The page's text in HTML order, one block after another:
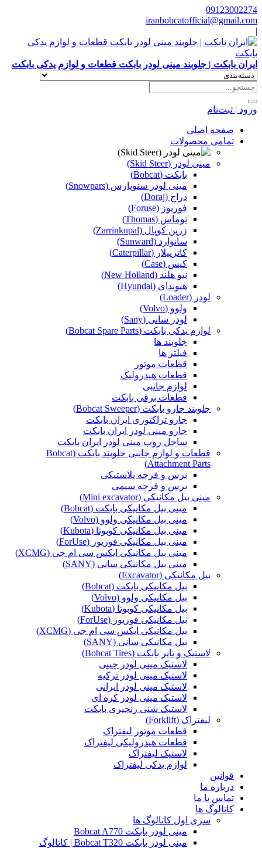
09123002274
iranbobcatofficial@gmail.com
|
ایران بابکت | جلوبند مینی لودر بابکت قطعات و لوازم یدکی بابکت
ورود | ثبت‌نام
صفحه اصلی
تمامی محصولات
مینی لودر (Skid Steer)
بابکت (Bobcat)
مینی لودر سنوپارس (Snowpars)
دراج (Doraj)
فوریوز (Foruse)
توماس (Thomas)
زرین کوپال (Zarrinkupal)
سانوارد (Sunward)
کاترپیلار (Caterpillar)
کیس (Case)
نیو هلند (New Holland)
هیوندای (Hyundai)
لودر (Loader)
ولوو (Volvo)
لودر سانی (Sany)
لوازم یدکی بابکت (Bobcat Spare Parts)
جلوبند ها
فیلتر ها
قطعات موتور
قطعات هیدرولیک
لوازم جانبی
قطعات برقی بابکت
جلوبند جارو بابکت (Bobcat Sweeper)
جارو تراکتوری ایران بابکت
جارو مینی لودر ایران بابکت
ساحل روب مینی لودر ایران بابکت
قطعات و لوازم جانبی جلوبند بابکت (Bobcat
Attachment Parts)
برس و فرچه پلاستیکی
برس و فرچه سیمی
مینی بیل مکانیکی (Mini excavator)
مینی بیل مکانیکی بابکت (Bobcat)
مینی بیل مکانیکی ولوو (Volvo)
مینی بیل مکانیکی کوبوتا (Kubota)
مینی بیل مکانیکی فوریوز (ForUse)
مینی بیل مکانیکی ایکس سی ام جی (XCMG)
مینی بیل مکانیکی سانی (SANY)
بیل مکانیکی (Excavator)
بیل مکانیکی بابکت (Bobcat)
بیل مکانیکی ولوو (Volvo)
بیل مکانیکی کوبوتا (Kubota)
بیل مکانیکی فوریوز (ForUse)
بیل مکانیکی ایکس سی ام جی (XCMG)
بیل مکانیکی سانی (SANY)
لاستیک و تایر بابکت (Bobcat Tires)
لاستیک مینی لودر چینی
لاستیک مینی لودر ترکیه
لاستیک مینی لودر ایرانی
لاستیک مینی لودر کره ای
لاستیک شنی زنجیری بابکت
لیفتراک (Forklift)
قطعات موتور لیفتراک
قطعات هیدرولیکی لیفتراک
لاستیک لیفتراک
لوازم یدکی لیفتراک
قوانین
درباره ما
تماس با ما
کاتالوگ ها
سری اول کاتالوگ ها
مینی لودر بابکت Bobcat A770
مینی لودر بابکت Bobcat T320 | کاتالوگ